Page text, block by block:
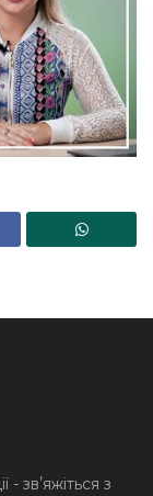
звʼяжіться з